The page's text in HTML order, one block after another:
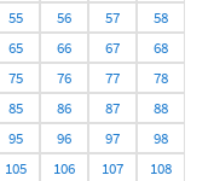
55 56 57
58
65 66 67
68
75 76 77
78
85 86 87
88
95 96 97
98
105 106 107
108